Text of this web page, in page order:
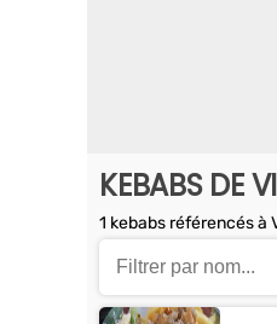
KEBABS DE
1 kebabs référencés